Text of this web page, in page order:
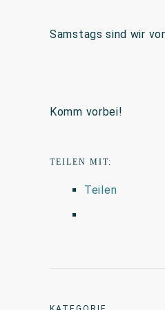
Samstags sind wir
Komm vorbei!
TEILEN MIT:
Teilen